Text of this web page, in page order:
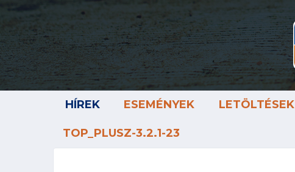
HÍREK ESEMÉNYEK LETÖLTÉSEK
TOP_PLUSZ-3.2.1-23